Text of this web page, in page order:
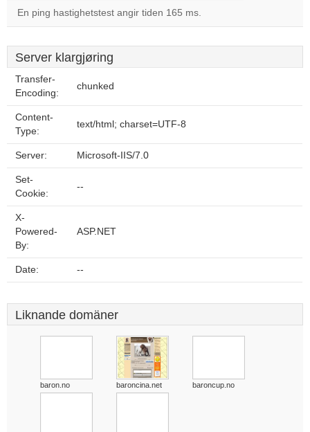
En ping hastighetstest angir tiden 165 ms.
Server klargjøring
Transfer-
Encoding:
chunked
Content-
Type:
text/html; charset=UTF-8
Server: Microsoft-IIS/7.0
Set-
Cookie:
--
X-
Powered-
By:
ASP.NET
Date: --
Liknande domäner
baron.no baroncina.net baroncup.no